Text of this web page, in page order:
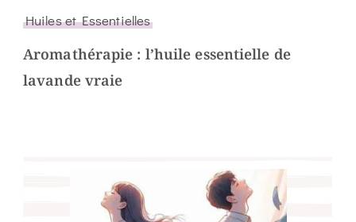
Huiles et Essentielles
Aromathérapie : l’huile essentielle de
lavande vraie